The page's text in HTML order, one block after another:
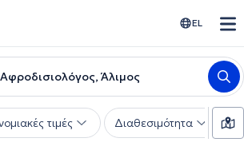
EL
Άλιμος
τιμές Διαθεσιμότητα